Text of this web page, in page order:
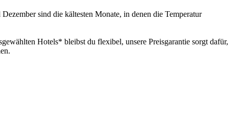
sind die kältesten Monate, in denen die Temperatur
Hotels* bleibst du flexibel, unsere Preisgarantie sorgt dafür,